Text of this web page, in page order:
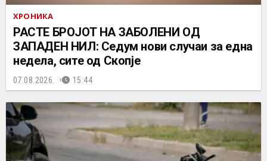
ХРОНИКА
РАСТЕ БРОЈОТ НА ЗАБОЛЕНИ ОД
ЗАПАДЕН НИЛ: Седум нови случаи за една
недела, сите од Скопје
07.08.2026. 15:44